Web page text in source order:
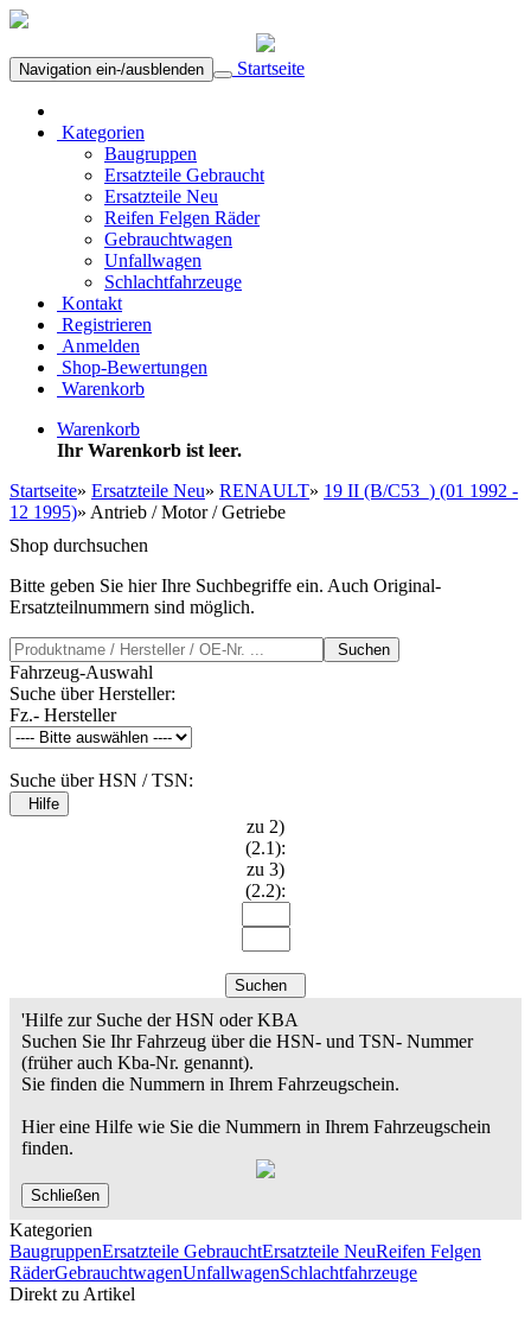
Navigation ein-/ausblenden Startseite
Kategorien
Baugruppen
Ersatzteile Gebraucht
Ersatzteile Neu
Reifen Felgen Räder
Gebrauchtwagen
Unfallwagen
Schlachtfahrzeuge
Kontakt
Registrieren
Anmelden
Shop-Bewertungen
Warenkorb
Warenkorb
Ihr Warenkorb ist leer.
Startseite» Ersatzteile Neu» RENAULT» 19 II (B/C53_) (01 1992 -
12 1995)» Antrieb / Motor / Getriebe
Shop durchsuchen
Bitte geben Sie hier Ihre Suchbegriffe ein. Auch Original-
Ersatzteilnummern sind möglich.
Suchen
Fahrzeug-Auswahl
Suche über Hersteller:
Fz.- Hersteller
Suche über HSN / TSN:
Hilfe
zu 2)
(2.1):
zu 3)
(2.2):
Suchen
'Hilfe zur Suche der HSN oder KBA
Suchen Sie Ihr Fahrzeug über die HSN- und TSN- Nummer
(früher auch Kba-Nr. genannt).
Sie finden die Nummern in Ihrem Fahrzeugschein.
Hier eine Hilfe wie Sie die Nummern in Ihrem Fahrzeugschein
finden.
Schließen
Kategorien
BaugruppenErsatzteile GebrauchtErsatzteile NeuReifen Felgen
RäderGebrauchtwagenUnfallwagenSchlachtfahrzeuge
Direkt zu Artikel